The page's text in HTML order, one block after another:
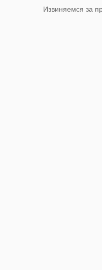
Извиняемся за